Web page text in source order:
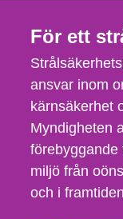
För ett
ansvar inom
kärnsäkerhet
Myndigheten
förebyggande
miljö från
och i